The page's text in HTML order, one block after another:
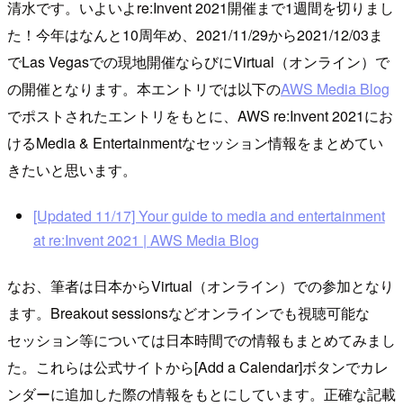
清水です。いよいよre:Invent 2021開催まで1週間を切りまし
た！今年はなんと10周年め、2021/11/29から2021/12/03ま
でLas Vegasでの現地開催ならびにVirtual（オンライン）で
の開催となります。本エントリでは以下のAWS Media Blog
でポストされたエントリをもとに、AWS re:Invent 2021にお
けるMedia & Entertainmentなセッション情報をまとめてい
きたいと思います。
[Updated 11/17] Your guide to media and entertainment
at re:Invent 2021 | AWS Media Blog
なお、筆者は日本からVirtual（オンライン）での参加となり
ます。Breakout sessionsなどオンラインでも視聴可能な
セッション等については日本時間での情報もまとめてみまし
た。これらは公式サイトから[Add a Calendar]ボタンでカレ
ンダーに追加した際の情報をもとにしています。正確な記載